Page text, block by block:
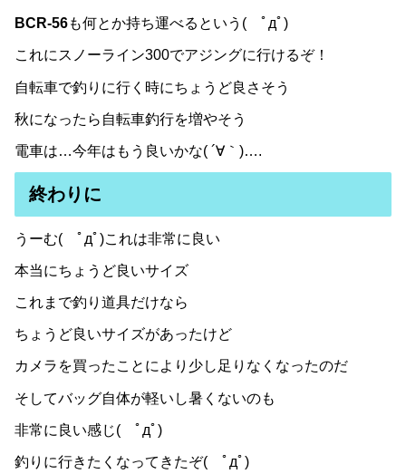
BCR-56も何とか持ち運べるという( ﾟдﾟ)
これにスノーライン300でアジングに行けるぞ！
自転車で釣りに行く時にちょうど良さそう
秋になったら自転車釣行を増やそう
電車は…今年はもう良いかな( ´∀｀)….
終わりに
うーむ( ﾟдﾟ)これは非常に良い
本当にちょうど良いサイズ
これまで釣り道具だけなら
ちょうど良いサイズがあったけど
カメラを買ったことにより少し足りなくなったのだ
そしてバッグ自体が軽いし暑くないのも
非常に良い感じ( ﾟдﾟ)
釣りに行きたくなってきたぞ( ﾟдﾟ)